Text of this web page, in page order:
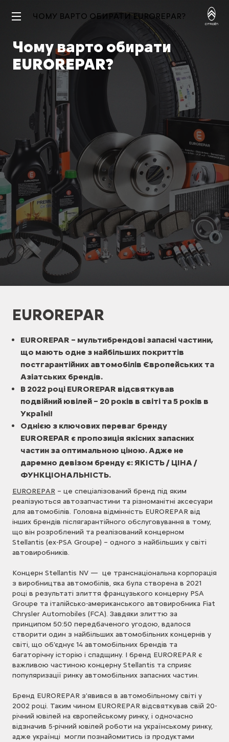
ЧОМУ ВАРТО ОБИРАТИ EUROREPAR?
Чому варто обирати
EUROREPAR?
EUROREPAR
EUROREPAR – мультибрендові запасні частини,
що мають одне з найбільших покриттів
постгарантійних автомобілів Європейських та
Азіатських брендів.
В 2022 році EUROREPAR відсвяткував
подвійний ювілей – 20 років в світі та 5 років в
Україні!
Однією з ключових переваг бренду
EUROREPAR є пропозиція якісних запасних
частин за оптимальною ціною. Адже не
даремно девізом бренду є: ЯКІСТЬ / ЦІНА /
ФУНКЦІОНАЛЬНІСТЬ.
EUROREPAR – це спеціалізований бренд під яким
реалізуються автозапчастини та різноманітні аксесуари
для автомобілів. Головна відмінність EUROREPAR від
інших брендів післягарантійного обслуговування в тому,
що він розроблений та реалізований концерном
Stellantis (ex-PSA Groupe) – одного з найбільших у світі
автовиробників.
Концерн Stellantis NV — це транснаціональна корпорація
з виробництва автомобілів, яка була створена в 2021
році в результаті злиття французького концерну PSA
Groupe та італійсько-американського автовиробника Fiat
Chrysler Automobiles (FCA). Завдяки злиттю за
принципом 50:50 передбаченого угодою, вдалося
створити один з найбільших автомобільних концернів у
світі, що об'єднує 14 автомобільних брендів та
багаторічну історію і спадщину. І бренд EUROREPAR є
важливою частиною концерну Stellantis та сприяє
популяризації ринку автомобільних запасних частин.
Бренд EUROREPAR з'явився в автомобільному світі у
2002 році. Таким чином EUROREPAR відсвяткував свій 20-
річний ювілей на європейському ринку, і одночасно
відзначив 5-річний ювілей роботи на українському ринку,
адже українці могли познайомитись із продуктами